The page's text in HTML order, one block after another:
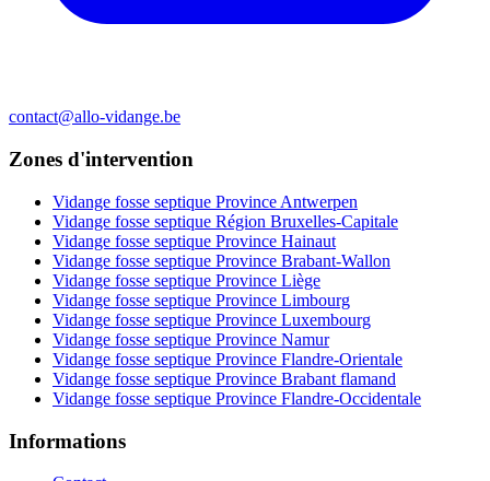
contact@allo-vidange.be
Zones d'intervention
Vidange fosse septique Province Antwerpen
Vidange fosse septique Région Bruxelles-Capitale
Vidange fosse septique Province Hainaut
Vidange fosse septique Province Brabant-Wallon
Vidange fosse septique Province Liège
Vidange fosse septique Province Limbourg
Vidange fosse septique Province Luxembourg
Vidange fosse septique Province Namur
Vidange fosse septique Province Flandre-Orientale
Vidange fosse septique Province Brabant flamand
Vidange fosse septique Province Flandre-Occidentale
Informations